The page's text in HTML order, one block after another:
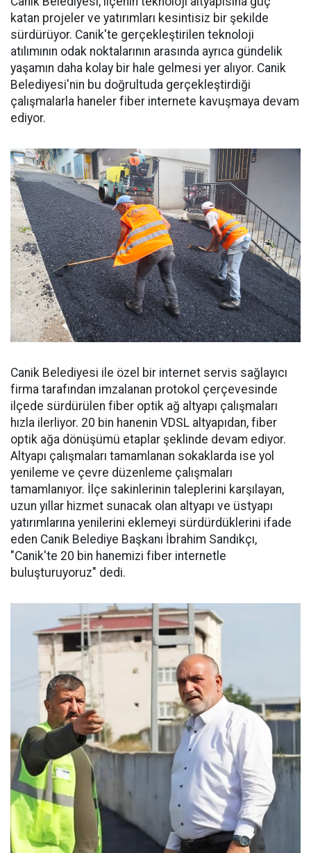
katan projeler ve yatırımları kesintisiz bir şekilde
sürdürüyor. Canik'te gerçekleştirilen teknoloji
atılımının odak noktalarının arasında ayrıca gündelik
yaşamın daha kolay bir hale gelmesi yer alıyor. Canik
Belediyesi'nin bu doğrultuda gerçekleştirdiği
çalışmalarla haneler fiber internete kavuşmaya devam
ediyor.
Canik Belediyesi ile özel bir internet servis sağlayıcı
firma tarafından imzalanan protokol çerçevesinde
ilçede sürdürülen fiber optik ağ altyapı çalışmaları
hızla ilerliyor. 20 bin hanenin VDSL altyapıdan, fiber
optik ağa dönüşümü etaplar şeklinde devam ediyor.
Altyapı çalışmaları tamamlanan sokaklarda ise yol
yenileme ve çevre düzenleme çalışmaları
tamamlanıyor. İlçe sakinlerinin taleplerini karşılayan,
uzun yıllar hizmet sunacak olan altyapı ve üstyapı
yatırımlarına yenilerini eklemeyi sürdürdüklerini ifade
eden Canik Belediye Başkanı İbrahim Sandıkçı,
"Canik'te 20 bin hanemizi fiber internetle
buluşturuyoruz" dedi.